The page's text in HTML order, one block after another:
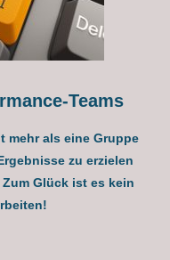
Teams
mehr als eine Gruppe
zu erzielen
Glück ist es kein